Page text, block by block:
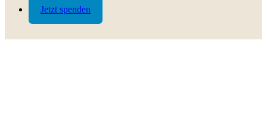
Jetzt spenden